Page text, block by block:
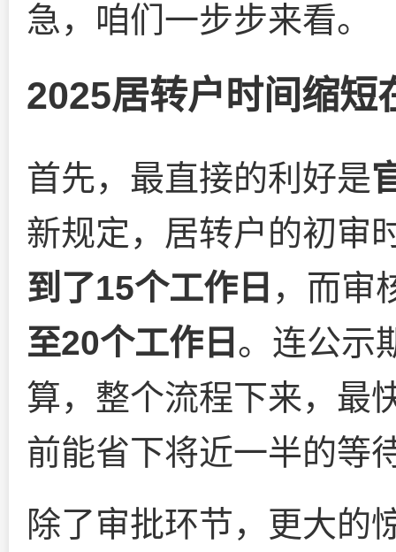
急，咱们一步步来看。
2025居转户时间缩短
首先，最直接的利好是
新规定，居转户的初审
到了15个工作日 ，而审
至20个工作日 。连公示
算，整个流程下来，最
前能省下将近一半的等
除了审批环节，更大的